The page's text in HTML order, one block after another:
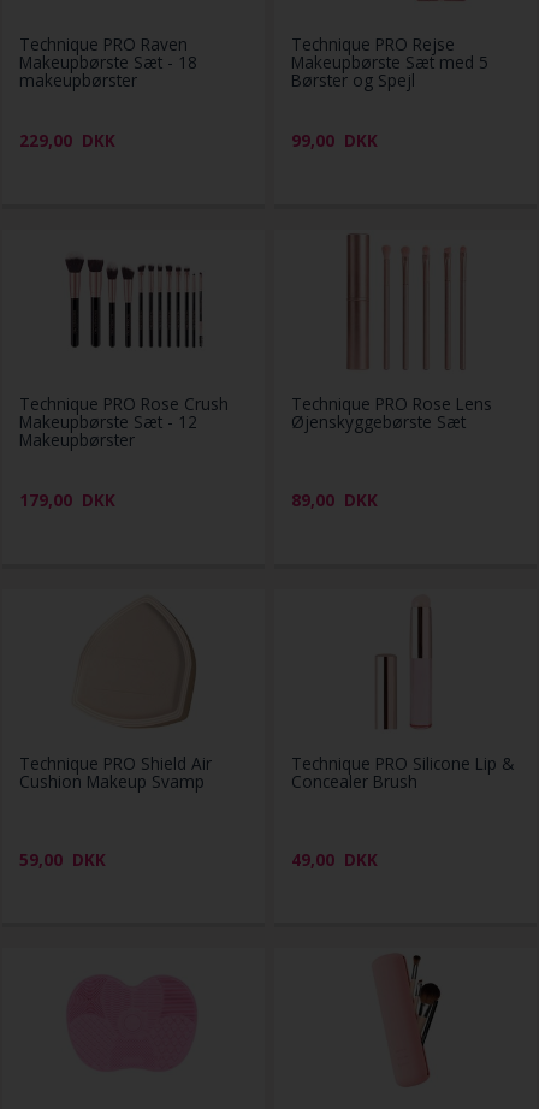
Technique PRO Raven
Makeupbørste Sæt - 18
makeupbørster
229,00 DKK
Technique PRO Rejse
Makeupbørste Sæt med 5
Børster og Spejl
99,00 DKK
Technique PRO Rose Crush
Makeupbørste Sæt - 12
Makeupbørster
179,00 DKK
Technique PRO Rose Lens
Øjenskyggebørste Sæt
89,00 DKK
Technique PRO Shield Air
Cushion Makeup Svamp
59,00 DKK
Technique PRO Silicone Lip &
Concealer Brush
49,00 DKK